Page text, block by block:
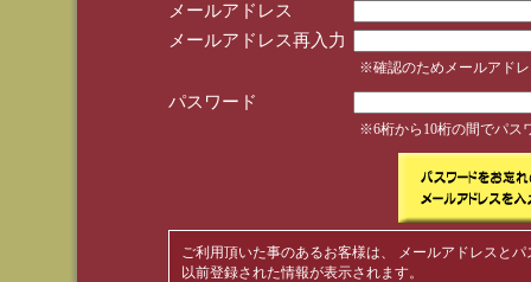
メールアドレス
メールアドレス再入力
※確認のためメールアド
パスワード
※6桁から10桁の間でパス
ご利用頂いた事のあるお客様は、 メールアドレスと
以前登録された情報が表示されます。